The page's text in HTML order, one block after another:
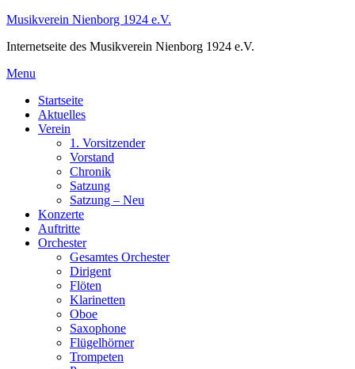
Skip
content
Musikverein Nienborg 1924 e.V.
Internetseite des Musikverein Nienborg 1924 e.V.
Menu
Startseite
Aktuelles
Verein
1. Vorsitzender
Vorstand
Chronik
Satzung
Satzung – Neu
Konzerte
Auftritte
Orchester
Gesamtes Orchester
Dirigent
Flöten
Klarinetten
Oboe
Saxophone
Flügelhörner
Trompeten